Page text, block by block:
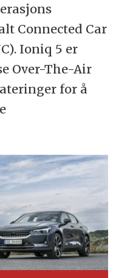
Connected Car
Ioniq 5 er
Over-The-Air
for å